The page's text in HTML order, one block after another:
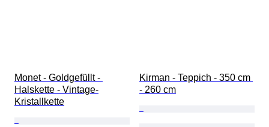
Monet - Goldgefüllt -
Halskette - Vintage-
Kristallkette
Kirman - Teppich - 350 cm
- 260 cm